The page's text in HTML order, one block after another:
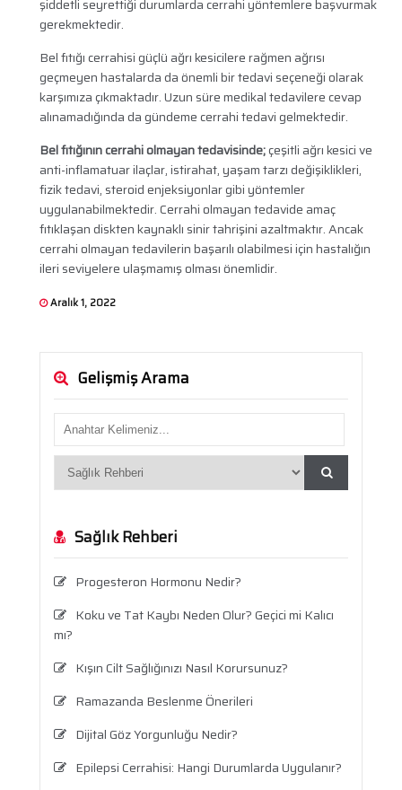
şiddetli seyrettiği durumlarda cerrahi yöntemlere başvurmak
gerekmektedir.
Bel fıtığı cerrahisi güçlü ağrı kesicilere rağmen ağrısı
geçmeyen hastalarda da önemli bir tedavi seçeneği olarak
karşımıza çıkmaktadır. Uzun süre medikal tedavilere cevap
alınamadığında da gündeme cerrahi tedavi gelmektedir.
Bel fıtığının cerrahi olmayan tedavisinde;çeşitli ağrı kesici ve
anti-inflamatuar ilaçlar, istirahat, yaşam tarzı değişiklikleri,
fizik tedavi, steroid enjeksiyonlar gibi yöntemler
uygulanabilmektedir. Cerrahi olmayan tedavide amaç
fıtıklaşan diskten kaynaklı sinir tahrişini azaltmaktır. Ancak
cerrahi olmayan tedavilerin başarılı olabilmesi için hastalığın
ileri seviyelere ulaşmamış olması önemlidir.
Aralık 1, 2022
Gelişmiş Arama
Sağlık Rehberi
Progesteron Hormonu Nedir?
Koku ve Tat Kaybı Neden Olur? Geçici mi Kalıcı
mı?
Kışın Cilt Sağlığınızı Nasıl Korursunuz?
Ramazanda Beslenme Önerileri
Dijital Göz Yorgunluğu Nedir?
Epilepsi Cerrahisi: Hangi Durumlarda Uygulanır?